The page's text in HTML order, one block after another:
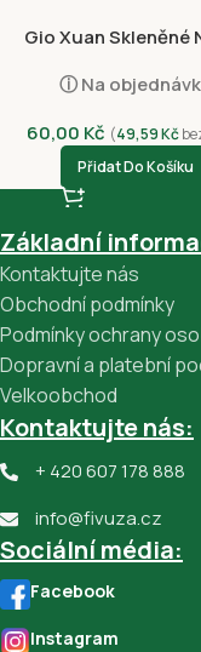
Gio Xuan Skleněné
ⓘ Na
60,00 Kč (49,59Kč
Přidat Do Košíku
Základní
Kontaktujte nás
Obchodní podmínky
Podmínky ochrany
Dopravní a platební
Velkoobchod
Kontaktujte nás:
+ 420 607 178 888
info@fivuza.cz
Sociální média:
Facebook
Instagram